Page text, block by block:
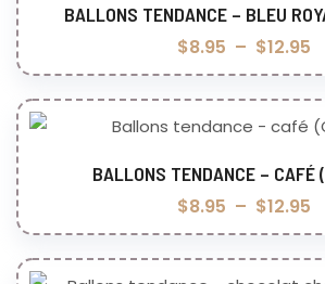
Choix des options
BALLONS TENDANCE – BLEU
$8.95 – $12.95
Choix des options
BALLONS TENDANCE – CAFÉ
$8.95 – $12.95